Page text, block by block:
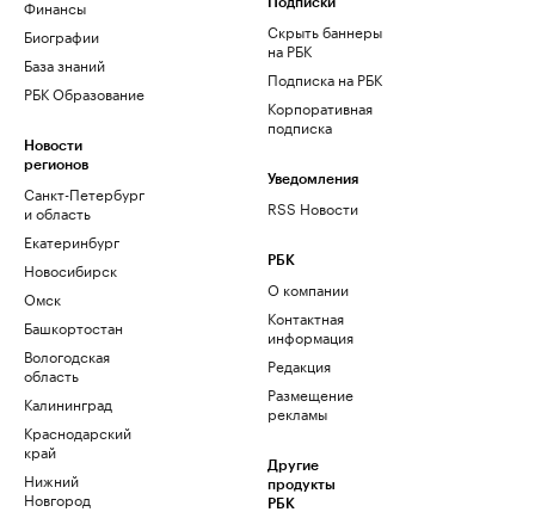
Финансы
Биографии
База знаний
РБК Образование
Новости
регионов
Санкт-Петербург
и область
Екатеринбург
Новосибирск
Омск
Башкортостан
Вологодская
область
Калининград
Краснодарский
край
Нижний
Новгород
Скрыть баннеры
на РБК
Подписка на РБК
Корпоративная
подписка
Уведомления
RSS Новости
РБК
О компании
Контактная
информация
Редакция
Размещение
рекламы
Другие
продукты
РБК